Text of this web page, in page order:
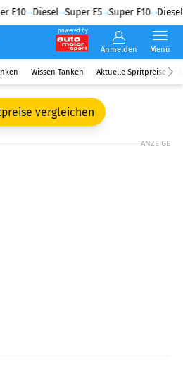
E10 Diesel Super E5 Super E10 Diesel
powered by
Anmelden Menü
Wissen Tanken Aktuelle Spritpreise
vergleichen
ANZEIGE